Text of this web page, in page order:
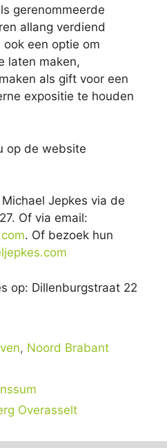
gerenommeerde
allang verdiend
een optie om
laten maken,
als gift voor een
expositie te houden
op de website
Jepkes via de
Of via email:
. Of bezoek hun
op: Dillenburgstraat 22
, Noord Brabant
Overasselt